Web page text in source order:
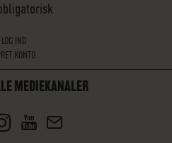
LOG IND
KONTO
MEDIEKANALER